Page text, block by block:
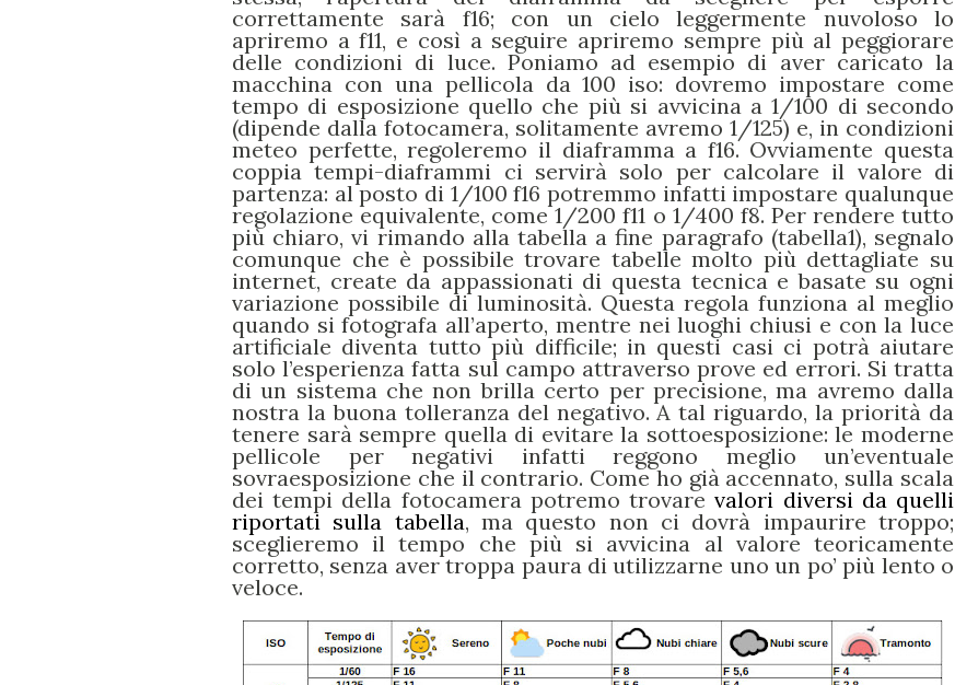
correttamente sarà f16; con un cielo leggermente nuvoloso lo
apriremo a f11, e così a seguire apriremo sempre più al peggiorare
delle condizioni di luce. Poniamo ad esempio di aver caricato la
macchina con una pellicola da 100 iso: dovremo impostare come
tempo di esposizione quello che più si avvicina a 1/100 di secondo
(dipende dalla fotocamera, solitamente avremo 1/125) e, in condizioni
meteo perfette, regoleremo il diaframma a f16. Ovviamente questa
coppia tempi-diaframmi ci servirà solo per calcolare il valore di
partenza: al posto di 1/100 f16 potremmo infatti impostare qualunque
regolazione equivalente, come 1/200 f11 o 1/400 f8. Per rendere tutto
più chiaro, vi rimando alla tabella a fine paragrafo (tabella1), segnalo
comunque che è possibile trovare tabelle molto più dettagliate su
internet, create da appassionati di questa tecnica e basate su ogni
variazione possibile di luminosità. Questa regola funziona al meglio
quando si fotografa all’aperto, mentre nei luoghi chiusi e con la luce
artificiale diventa tutto più difficile; in questi casi ci potrà aiutare
solo l’esperienza fatta sul campo attraverso prove ed errori. Si tratta
di un sistema che non brilla certo per precisione, ma avremo dalla
nostra la buona tolleranza del negativo. A tal riguardo, la priorità da
tenere sarà sempre quella di evitare la sottoesposizione: le moderne
pellicole per negativi infatti reggono meglio un’eventuale
sovraesposizione che il contrario. Come ho già accennato, sulla scala
dei tempi della fotocamera potremo trovare valori diversi da quelli
riportati sulla tabella, ma questo non ci dovrà impaurire troppo;
sceglieremo il tempo che più si avvicina al valore teoricamente
corretto, senza aver troppa paura di utilizzarne uno un po’ più lento o
veloce.